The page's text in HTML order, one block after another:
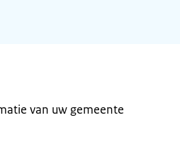
van uw gemeente